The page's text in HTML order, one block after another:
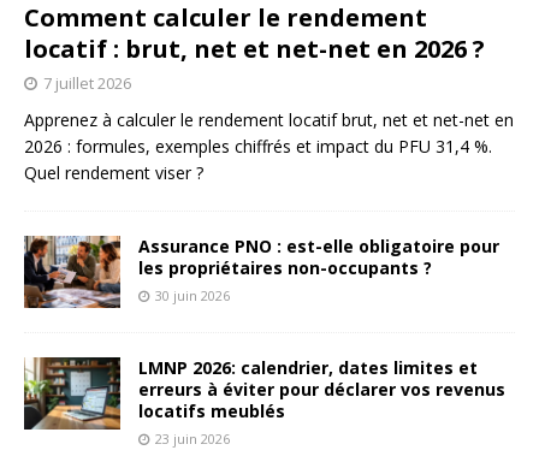
Comment calculer le rendement
locatif : brut, net et net-net en 2026 ?
7 juillet 2026
Apprenez à calculer le rendement locatif brut, net et net-net en
2026 : formules, exemples chiffrés et impact du PFU 31,4 %.
Quel rendement viser ?
Assurance PNO : est-elle obligatoire pour
les propriétaires non-occupants ?
30 juin 2026
LMNP 2026: calendrier, dates limites et
erreurs à éviter pour déclarer vos revenus
locatifs meublés
23 juin 2026